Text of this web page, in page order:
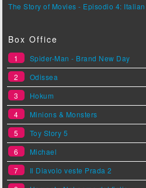
The Story of Movies - Episodio 4:
Box Office
1
Spider-Man - Brand New Day
2
Odissea
3
Hokum
4
Minions & Monsters
5
Toy Story 5
6
Michael
7
Il Diavolo veste Prada 2